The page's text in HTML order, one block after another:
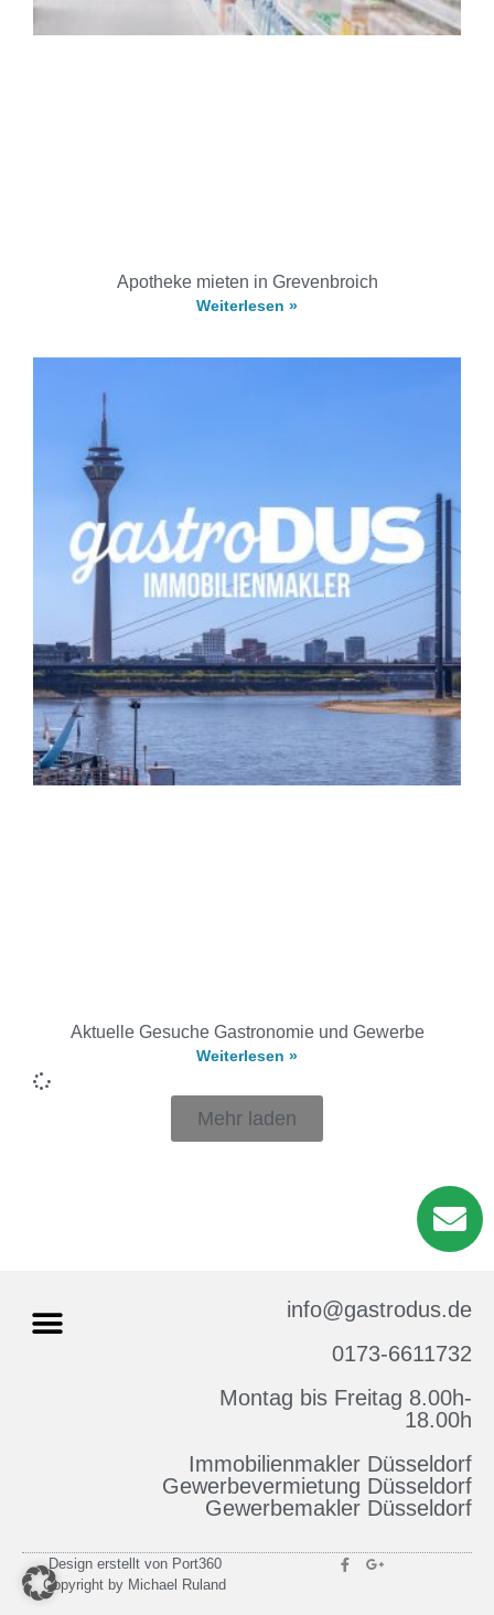
Apotheke mieten in Grevenbroich
Weiterlesen »
Aktuelle Gesuche Gastronomie und Gewerbe
Weiterlesen »
Mehr laden
info@gastrodus.de
0173-6611732
Montag bis Freitag 8.00h-
18.00h
Immobilienmakler Düsseldorf
Gewerbevermietung Düsseldorf
Gewerbemakler Düsseldorf
Design erstellt von Port360
Copyright by Michael Ruland